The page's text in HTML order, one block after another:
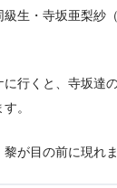
生・寺坂亜梨紗
行くと、寺坂達
。
が目の前に現れま